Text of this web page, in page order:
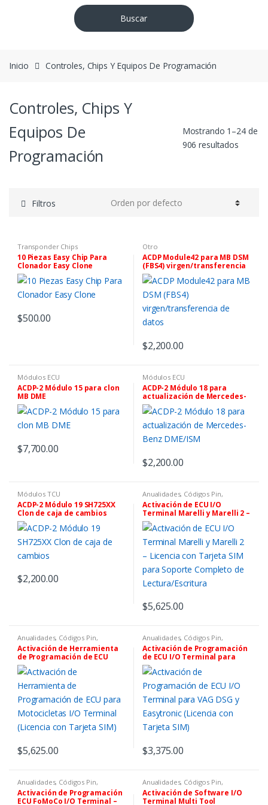
Buscar
Inicio Controles, Chips Y Equipos De Programación
Controles, Chips Y
Equipos De
Programación
Mostrando 1–24 de
906 resultados
Filtros
Transponder Chips
10 Piezas Easy Chip Para
Clonador Easy Clone
$500.00
Otro
ACDP Module42 para MB DSM
(FBS4) virgen/transferencia
de datos
$2,200.00
Módulos ECU
ACDP-2 Módulo 15 para clon
MB DME
$7,700.00
Módulos ECU
ACDP-2 Módulo 18 para
actualización de Mercedes-
Benz DME/ISM
$2,200.00
Módulos TCU
ACDP-2 Módulo 19 SH725XX
Clon de caja de cambios
$2,200.00
Anualidades, Códigos Pin,
Software y Tokens, Controles,
Chips Y Equipos De
Programación,IO Terminal
Activación de ECU I/O
Terminal Marelli y Marelli 2 –
Licencia con Tarjeta SIM
para Soporte Completo de
Lectura/Escritura
$5,625.00
Anualidades, Códigos Pin,
Software y Tokens, Controles,
Chips Y Equipos De
Programación,IO Terminal
Activación de Herramienta
de Programación de ECU
para Motocicletas I/O
Terminal (Licencia con
Tarjeta SIM)
$5,625.00
Anualidades, Códigos Pin,
Software y Tokens, Controles,
Chips Y Equipos De
Programación,IO Terminal
Activación de Programación
de ECU I/O Terminal para
VAG DSG y Easytronic
(Licencia con Tarjeta SIM)
$3,375.00
Anualidades, Códigos Pin,
Software y Tokens, Controles,
Chips Y Equipos De
Programación ,IO Terminal
Activación de Programación
ECU FoMoCo I/O Terminal –
Anualidades, Códigos Pin,
Software y Tokens,Controles,
Chips Y Equipos De
Programación,IO Terminal
Activación de Software I/O
Terminal Multi Tool